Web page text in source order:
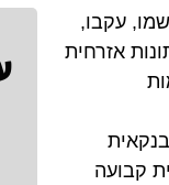
עקבו,
אזרחית
קבועה